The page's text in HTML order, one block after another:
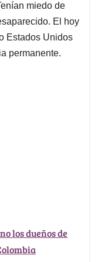
miedo de
El hoy
Estados Unidos
permanente.
los dueños de